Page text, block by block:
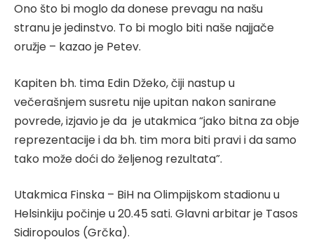
Ono što bi moglo da donese prevagu na našu
stranu je jedinstvo. To bi moglo biti naše najjače
oružje – kazao je Petev.
Kapiten bh. tima Edin Džeko, čiji nastup u
večerašnjem susretu nije upitan nakon sanirane
povrede, izjavio je da je utakmica “jako bitna za obje
reprezentacije i da bh. tim mora biti pravi i da samo
tako može doći do željenog rezultata”.
Utakmica Finska – BiH na Olimpijskom stadionu u
Helsinkiju počinje u 20.45 sati. Glavni arbitar je Tasos
Sidiropoulos (Grčka).